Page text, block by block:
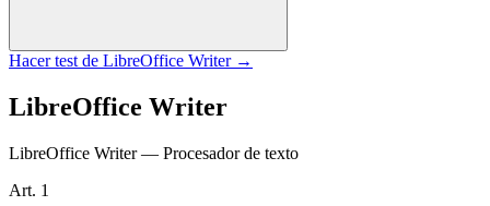
Hacer test de LibreOffice Writer→
LibreOffice Writer
LibreOffice Writer — Procesador de texto
Art. 1